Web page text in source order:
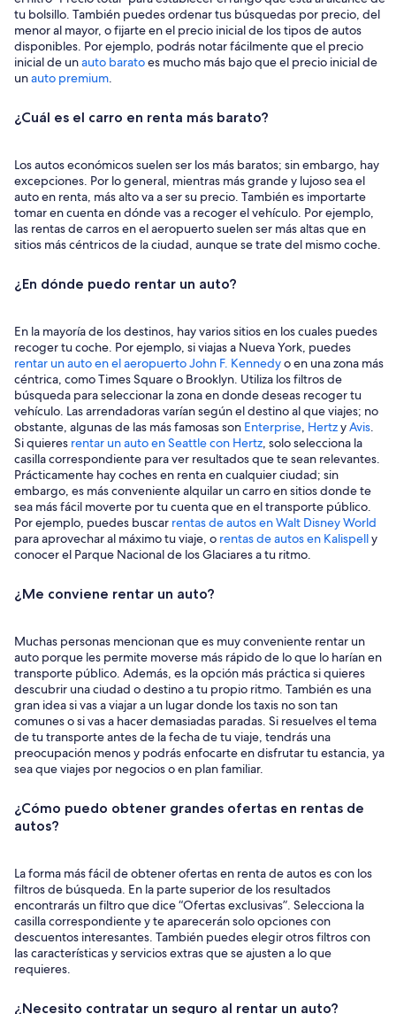
tu bolsillo. También puedes ordenar tus búsquedas por precio, del
menor al mayor, o fijarte en el precio inicial de los tipos de autos
disponibles. Por ejemplo, podrás notar fácilmente que el precio
inicial de unauto baratoes mucho más bajo que el precio inicial de
unauto premium.
¿Cuál es el carro en renta más barato?
Los autos económicos suelen ser los más baratos; sin embargo, hay
excepciones. Por lo general, mientras más grande y lujoso sea el
auto en renta, más alto va a ser su precio. También es importarte
tomar en cuenta en dónde vas a recoger el vehículo. Por ejemplo,
las rentas de carros en el aeropuerto suelen ser más altas que en
sitios más céntricos de la ciudad, aunque se trate del mismo coche.
¿En dónde puedo rentar un auto?
En la mayoría de los destinos, hay varios sitios en los cuales puedes
recoger tu coche. Por ejemplo, si viajas a Nueva York, puedes
rentar un auto en el aeropuerto John F. Kennedyo en una zona más
céntrica, como Times Square o Brooklyn. Utiliza los filtros de
búsqueda para seleccionar la zona en donde deseas recoger tu
vehículo. Las arrendadoras varían según el destino al que viajes; no
obstante, algunas de las más famosas son Enterprise, HertzyAvis.
Si quieres rentar un auto en Seattle con Hertz, solo selecciona la
casilla correspondiente para ver resultados que te sean relevantes.
Prácticamente hay coches en renta en cualquier ciudad; sin
embargo, es más conveniente alquilar un carro en sitios donde te
sea más fácil moverte por tu cuenta que en el transporte público.
Por ejemplo, puedes buscar rentas de autos en Walt Disney World
para aprovechar al máximo tu viaje, o rentas de autos en Kalispelly
conocer el Parque Nacional de los Glaciares a tu ritmo.
¿Me conviene rentar un auto?
Muchas personas mencionan que es muy conveniente rentar un
auto porque les permite moverse más rápido de lo que lo harían en
transporte público. Además, es la opción más práctica si quieres
descubrir una ciudad o destino a tu propio ritmo. También es una
gran idea si vas a viajar a un lugar donde los taxis no son tan
comunes o si vas a hacer demasiadas paradas. Si resuelves el tema
de tu transporte antes de la fecha de tu viaje, tendrás una
preocupación menos y podrás enfocarte en disfrutar tu estancia, ya
sea que viajes por negocios o en plan familiar.
¿Cómo puedo obtener grandes ofertas en rentas de
autos?
La forma más fácil de obtener ofertas en renta de autos es con los
filtros de búsqueda. En la parte superior de los resultados
encontrarás un filtro que dice “Ofertas exclusivas”. Selecciona la
casilla correspondiente y te aparecerán solo opciones con
descuentos interesantes. También puedes elegir otros filtros con
las características y servicios extras que se ajusten a lo que
requieres.
¿Necesito contratar un seguro al rentar un auto?